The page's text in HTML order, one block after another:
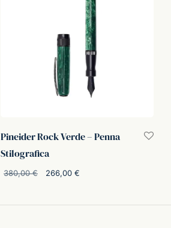
Pineider Rock Verde – Penna
Stilografica
380,00€
Il prezzo
era:
266,00 €
266,00 €.